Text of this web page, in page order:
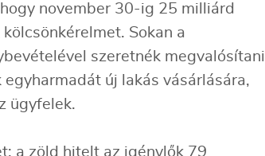
november 30-ig 25 milliárd
Sokan a
szeretnék megvalósítani
új lakás vásárlására,
ügyfelek.
a zöld hitelt az igénylők 79